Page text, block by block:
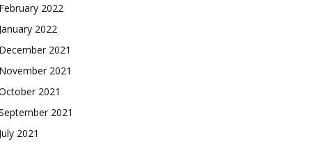
2022
2022
2021
2021
2021
2021
2021